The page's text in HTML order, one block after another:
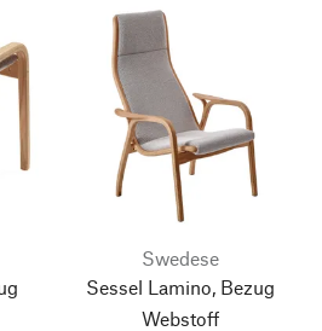
Swedese
Sessel Lamino, Bezug
Webstoff